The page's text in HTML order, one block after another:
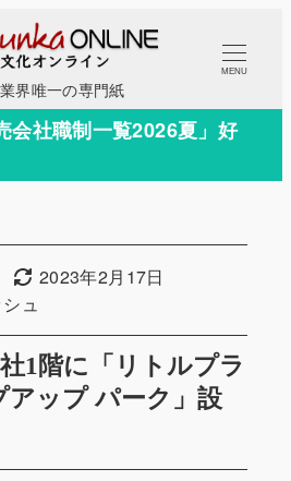
界唯一の専門紙
MENU
会社職制一覧2026夏」好
1階に「リトルプラ
アップ パーク」設
更新日2023年2月17日
ュ